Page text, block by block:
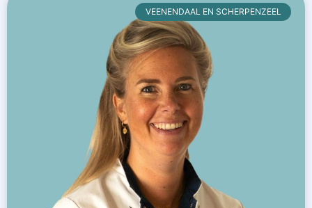
VEENENDAAL EN SCHERPENZEEL